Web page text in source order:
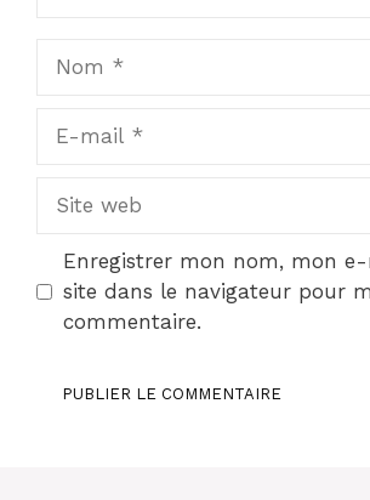
Site
Enregistrer mon nom, mon
site dans le navigateur pour
commentaire.